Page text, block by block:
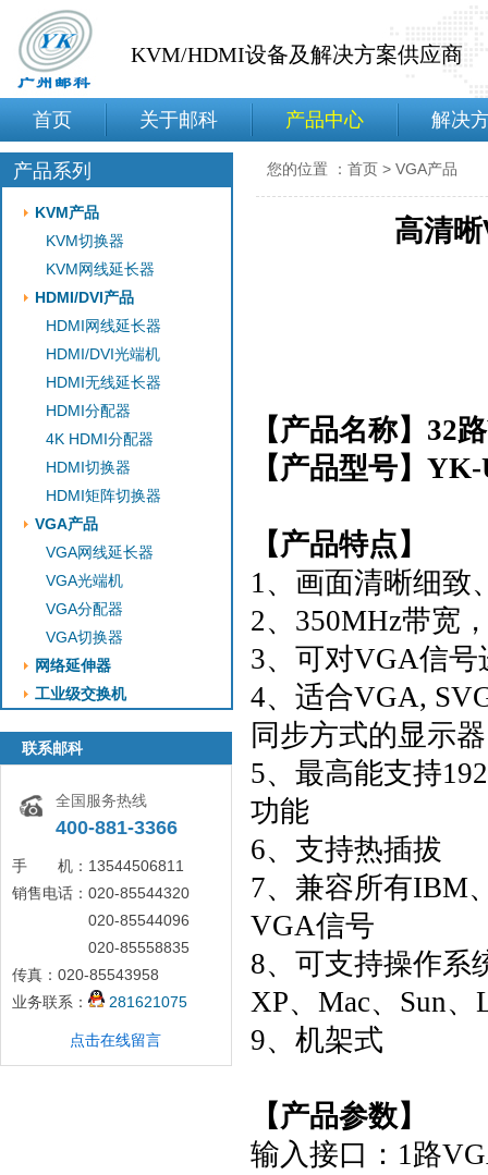
KVM/HDMI设备及解决方案供应商
首页 关于邮科 产品中心 解决
产品系列
KVM产品
KVM切换器
KVM网线延长器
HDMI/DVI产品
HDMI网线延长器
HDMI/DVI光端机
HDMI无线延长器
HDMI分配器
4K HDMI分配器
HDMI切换器
HDMI矩阵切换器
VGA产品
VGA网线延长器
VGA光端机
VGA分配器
VGA切换器
网络延伸器
工业级交换机
联系邮科
全国服务热线
400-881-3366
手 机：13544506811
销售电话：020-85544320
020-85544096
020-85558835
传真：020-85543958
业务联系：
281621075
点击在线留言
您的位置 ： 首页 > VGA产品
高清
【产品名称】32
【产品型号】
【产品特点】
1、画面清晰细致
2、350MHz带宽
3、可对VGA信号
4、适合VGA,
同步方式的显示器
5、最高能支持
功能
6、支持热插拔
7、兼容所有IBM
VGA信号
8、可支持操作系
XP、Mac、Sun、
9、机架式
【产品参数】
输入接口：1路